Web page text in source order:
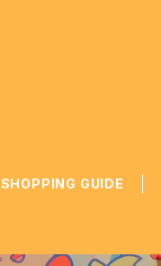
SHOPPING GUIDE